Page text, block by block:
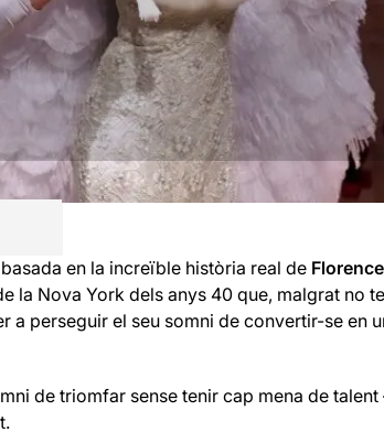
basada en la increïble història real de
la Nova York dels anys 40 que, malgrat no
a perseguir el seu somni de convertir-se en
de triomfar sense tenir cap mena de